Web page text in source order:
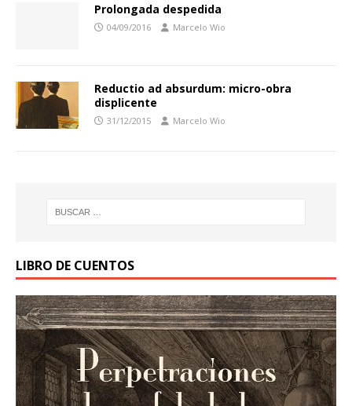
Prolongada despedida
04/09/2016 Marcelo Wio
Reductio ad absurdum: micro-obra
displicente
31/12/2015 Marcelo Wio
LIBRO DE CUENTOS